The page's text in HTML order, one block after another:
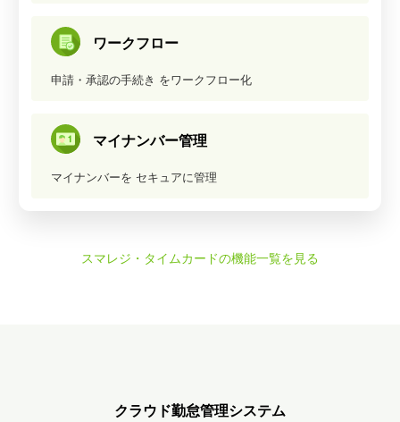
ワークフロー
申請・承認の手続き をワークフロー化
マイナンバー管理
マイナンバーを セキュアに管理
スマレジ・タイムカードの機能一覧を見る
クラウド勤怠管理システム